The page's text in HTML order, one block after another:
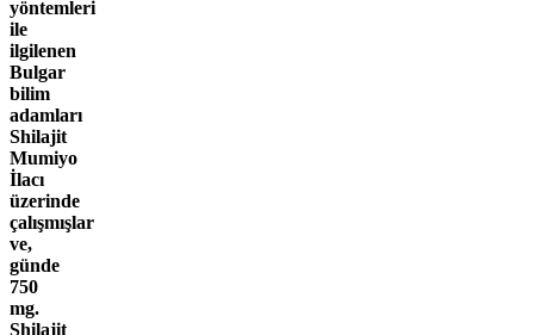
yöntemleri
ile
ilgilenen
Bulgar
bilim
adamları
Shilajit
Mumiyo
İlacı
üzerinde
çalışmışlar
ve,
günde
750
mg.
Shilajit